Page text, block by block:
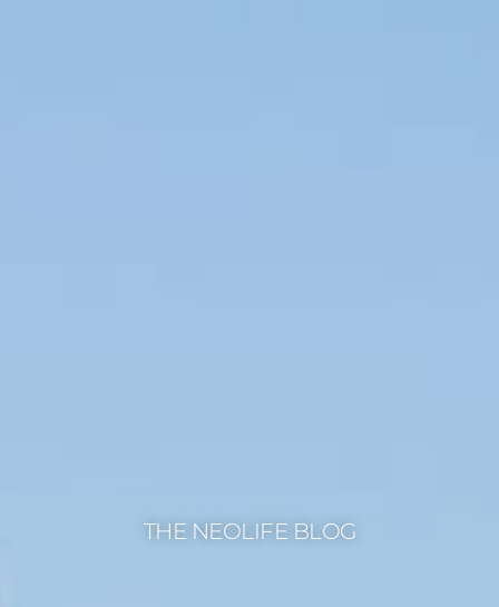
THE NEOLIFE BLOG